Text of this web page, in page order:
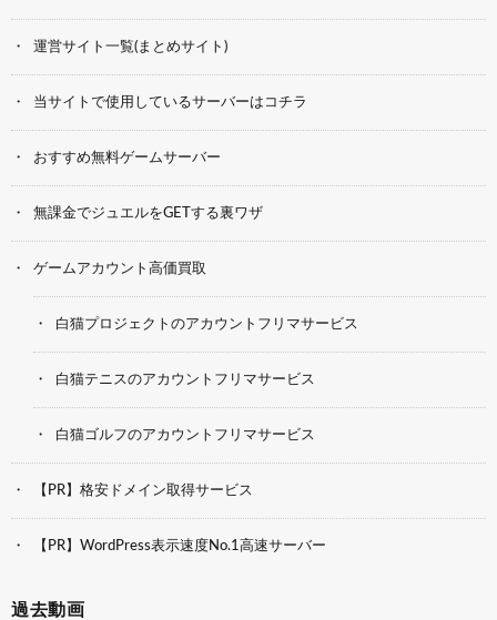
運営サイト一覧(まとめサイト)
当サイトで使用しているサーバーはコチラ
おすすめ無料ゲームサーバー
無課金でジュエルをGETする裏ワザ
ゲームアカウント高価買取
白猫プロジェクトのアカウントフリマサービス
白猫テニスのアカウントフリマサービス
白猫ゴルフのアカウントフリマサービス
【PR】格安ドメイン取得サービス
【PR】WordPress表示速度No.1高速サーバー
過去動画